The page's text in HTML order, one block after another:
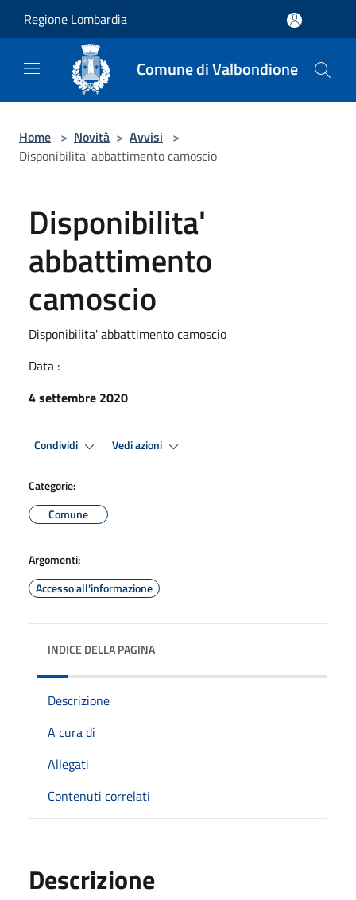
Regione Lombardia
Comune di Valbondione
Home > Novità > Avvisi >
Disponibilita' abbattimento camoscio
Disponibilita'
abbattimento
camoscio
Disponibilita' abbattimento camoscio
Data :
4 settembre 2020
Condividi Vedi azioni
Categorie:
Comune
Argomenti:
Accesso all'informazione
INDICE DELLA PAGINA
Descrizione
A cura di
Allegati
Contenuti correlati
Descrizione